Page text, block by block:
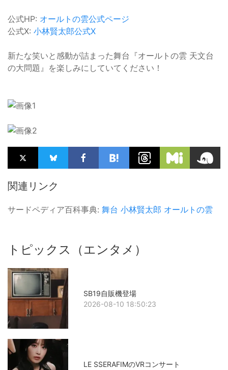
公式HP: オールトの雲公式ページ
公式X: 小林賢太郎公式X
新たな笑いと感動が詰まった舞台『オールトの雲 天文台
の大問題』を楽しみにしていてください！
関連リンク
サードペディア百科事典: 舞台 小林賢太郎 オールトの雲
トピックス（エンタメ）
SB19自販機登場
2026-08-10 18:50:23
LE SSERAFIMのVRコンサート